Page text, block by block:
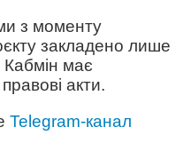
з моменту
закладено лише
Кабмін має
акти.
Telegram-канал